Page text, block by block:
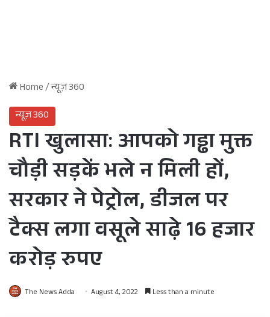
Home/न्यूज़ 360
न्यूज़ 360
RTI खुलासा: आपको गड्ढा मुक्त
चौड़ी सड़कें भले न मिली हों,
सरकार ने पेट्रोल, डीजल पर
टैक्स लगा वसूले साढ़े 16 हजार
करोड़ रुपए
The News Adda August 4, 2022 Less than a minute